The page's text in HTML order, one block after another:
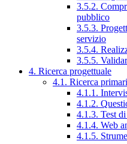
3.5.2.
pubblico
3.5.3.
servizio
3.5.4.
3.5.5.
4. Ricerca progettuale
4.1. Ricerca
4.1.1.
4.1.2.
4.1.3. Test
4.1.4. Web
4.1.5.